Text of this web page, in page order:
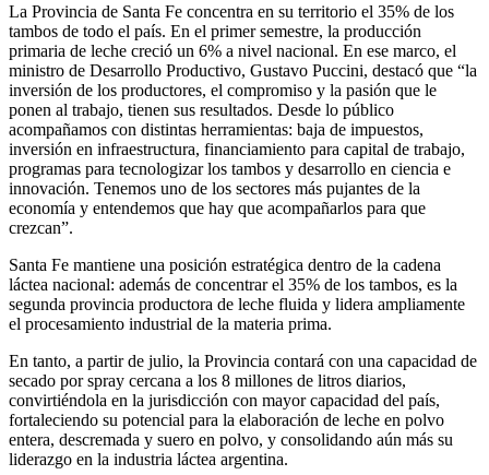
La Provincia de Santa Fe concentra en su territorio el 35% de los
tambos de todo el país. En el primer semestre, la producción
primaria de leche creció un 6% a nivel nacional. En ese marco, el
ministro de Desarrollo Productivo, Gustavo Puccini, destacó que “la
inversión de los productores, el compromiso y la pasión que le
ponen al trabajo, tienen sus resultados. Desde lo público
acompañamos con distintas herramientas: baja de impuestos,
inversión en infraestructura, financiamiento para capital de trabajo,
programas para tecnologizar los tambos y desarrollo en ciencia e
innovación. Tenemos uno de los sectores más pujantes de la
economía y entendemos que hay que acompañarlos para que
crezcan”.
Santa Fe mantiene una posición estratégica dentro de la cadena
láctea nacional: además de concentrar el 35% de los tambos, es la
segunda provincia productora de leche fluida y lidera ampliamente
el procesamiento industrial de la materia prima.
En tanto, a partir de julio, la Provincia contará con una capacidad de
secado por spray cercana a los 8 millones de litros diarios,
convirtiéndola en la jurisdicción con mayor capacidad del país,
fortaleciendo su potencial para la elaboración de leche en polvo
entera, descremada y suero en polvo, y consolidando aún más su
liderazgo en la industria láctea argentina.